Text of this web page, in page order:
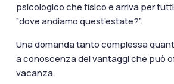
psicologico che fisico e arriva per
”dove andiamo quest’estate?”.
Una domanda tanto complessa
a conoscenza dei vantaggi che può
vacanza.